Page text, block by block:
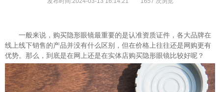
一般来说，购买隐形眼镜最重要的是认准资质证件，各大品牌在
线上线下销售的产品并没有什么区别，但在价格上往往还是网购更有
优势。那么，到底是在网上还是在实体店购买隐形眼镜比较好呢？